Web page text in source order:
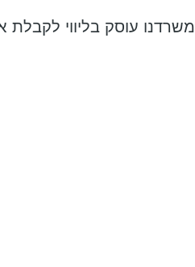
משרדנו עוסק בליווי לקבלת